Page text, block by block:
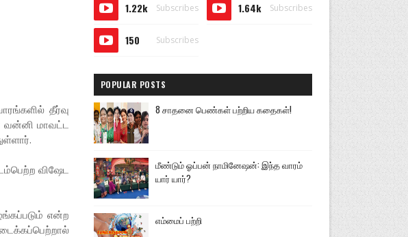
தீர்வு
வன்னி மாவட்ட
விஷேட
என்ற
1.22k Subscribes 1.64k Subscribes
150 Subscribes
POPULAR POSTS
8 சாதனை பெண்கள் பற்றிய கதைகள்!
மீண்டும் ஓப்பன் நாமினேஷன்: இந்த வாரம்
யார் யார்?
எம்மைப் பற்றி